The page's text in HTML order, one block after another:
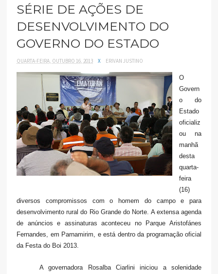
SÉRIE DE AÇÕES DE
DESENVOLVIMENTO DO
GOVERNO DO ESTADO
QUARTA-FEIRA, OUTUBRO 16, 2013 X ERIVAN JUSTINO
O
Govern
o do
Estado
oficializ
ou na
manhã
desta
quarta-
feira
(16)
diversos compromissos com o homem do campo e para
desenvolvimento rural do Rio Grande do Norte. A extensa agenda
de anúncios e assinaturas aconteceu no Parque Aristofánes
Fernandes, em Parnamirim, e está dentro da programação oficial
da Festa do Boi 2013.
A governadora Rosalba Ciarlini iniciou a solenidade